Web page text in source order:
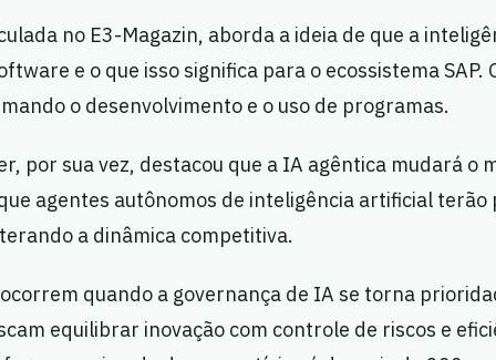
no E3-Magazin, aborda a ideia de que a
e o que isso significa para o ecossistema SAP.
o desenvolvimento e o uso de programas.
por sua vez, destacou que a IA agêntica mudará o
agentes autônomos de inteligência artificial terão
a dinâmica competitiva.
quando a governança de IA se torna
equilibrar inovação com controle de riscos e